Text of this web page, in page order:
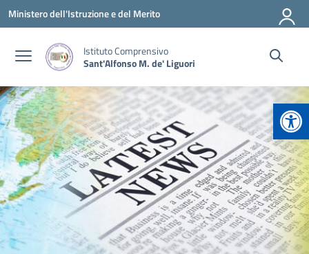
Vai ai contenuti
Vai al menu di navigazione
Vai al footer
Ministero dell'Istruzione e del Merito
Istituto Comprensivo
Sant'Alfonso M. de' Liguori